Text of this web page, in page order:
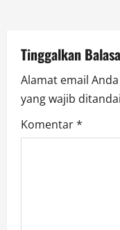
o
n
Tinggalkan
Alamat email
yang wajib ditandai
Komentar*